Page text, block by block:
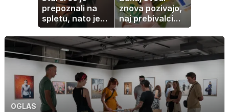
prepoznali na
spletu, nato je
ostala brez
službe
znova pozivajo,
naj prebivalci
hranijo gotovino
doma?
OGLAS